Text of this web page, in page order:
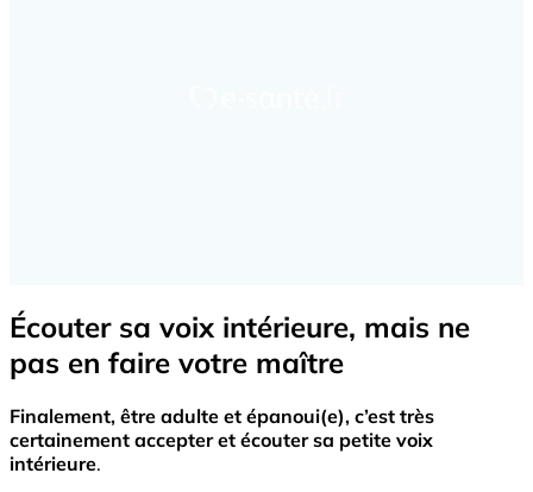
Écouter sa voix intérieure, mais ne
pas en faire votre maître
Finalement, être adulte et épanoui(e), c’est très
certainement accepter et écouter sa petite voix
intérieure.